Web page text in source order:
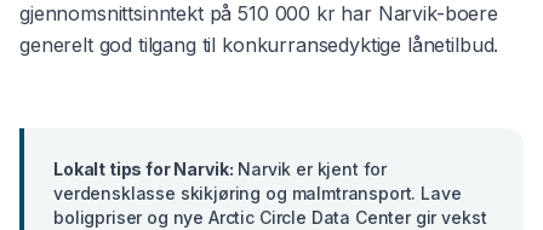
gjennomsnittsinntekt på510 000 krhar Narvik-boere
generelt god tilgang til konkurransedyktige lånetilbud.
Lokalt tips forNarvik: Narvik er kjent for
verdensklasse skikjøring og malmtransport. Lave
boligpriser og nye Arctic Circle Data Center gir vekst